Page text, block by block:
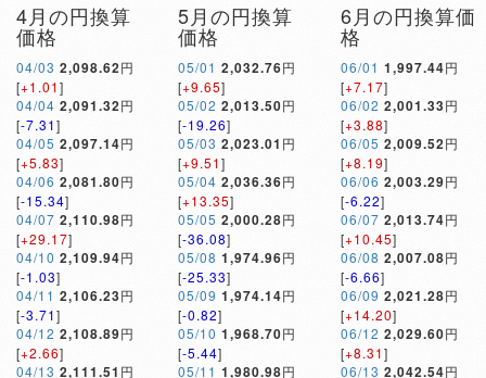
4月の円換算
価格
04/03 2,098.62円
[+1.01]
04/04 2,091.32円
[-7.31]
04/05 2,097.14円
[+5.83]
04/06 2,081.80円
[-15.34]
04/07 2,110.98円
[+29.17]
04/10 2,109.94円
[-1.03]
04/11 2,106.23円
[-3.71]
04/12 2,108.89円
[+2.66]
04/13 2,111.51 円
5月の円換算
価格
05/01 2,032.76円
[+9.65]
05/02 2,013.50円
[-19.26]
05/03 2,023.01 円
[+9.51]
05/04 2,036.36円
[+13.35]
05/05 2,000.28円
[-36.08]
05/08 1,974.96円
[-25.33]
05/09 1,974.14円
[-0.82]
05/10 1,968.70円
[-5.44]
05/11 1,980.98円
6月の円換算価
格
06/01 1,997.44円
[+7.17]
06/02 2,001.33円
[+3.88]
06/05 2,009.52円
[+8.19]
06/06 2,003.29円
[-6.22]
06/07 2,013.74円
[+10.45]
06/08 2,007.08円
[-6.66]
06/09 2,021.28円
[+14.20]
06/12 2,029.60円
[+8.31]
06/13 2,042.54円